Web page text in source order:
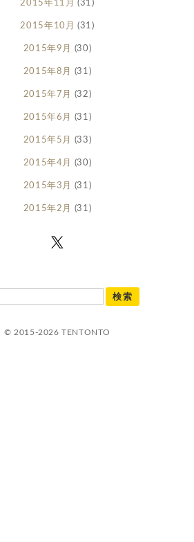
2015年11月 (31)
2015年10月 (31)
2015年9月 (30)
2015年8月 (31)
2015年7月 (32)
2015年6月 (31)
2015年5月 (33)
2015年4月 (30)
2015年3月 (31)
2015年2月 (31)
© 2015-2026 TENTONTO